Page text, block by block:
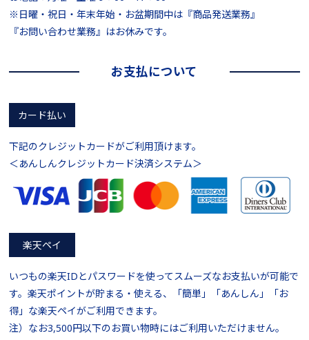
※日曜・祝日・年末年始・お盆期間中は『商品発送業務』
『お問い合わせ業務』はお休みです。
お支払について
カード払い
下記のクレジットカードがご利用頂けます。
＜あんしんクレジットカード決済システム＞
楽天ペイ
いつもの楽天IDとパスワードを使ってスムーズなお支払いが可能で
す。楽天ポイントが貯まる・使える、「簡単」「あんしん」「お
得」な楽天ペイがご利用できます。
注）なお3,500円以下のお買い物時にはご利用いただけません。